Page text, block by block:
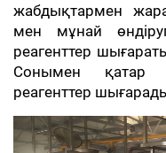
жабдықтармен
мен мұнай
реагенттер
Сонымен қатар
реагенттер